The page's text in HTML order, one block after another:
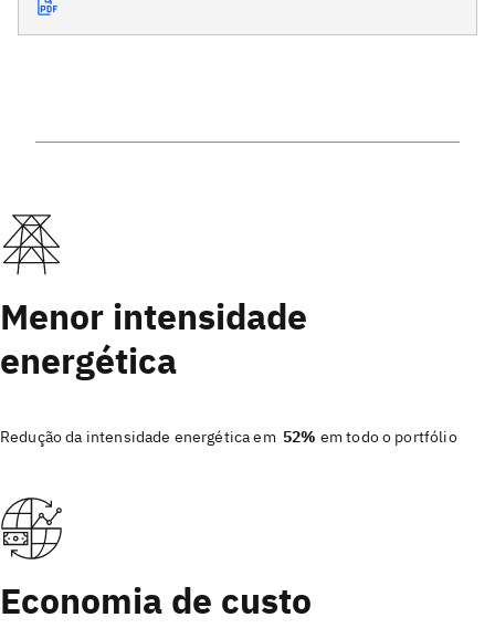
Menor intensidade
energética
Redução da intensidade energética em 52% em todo o portfólio
Economia de custo